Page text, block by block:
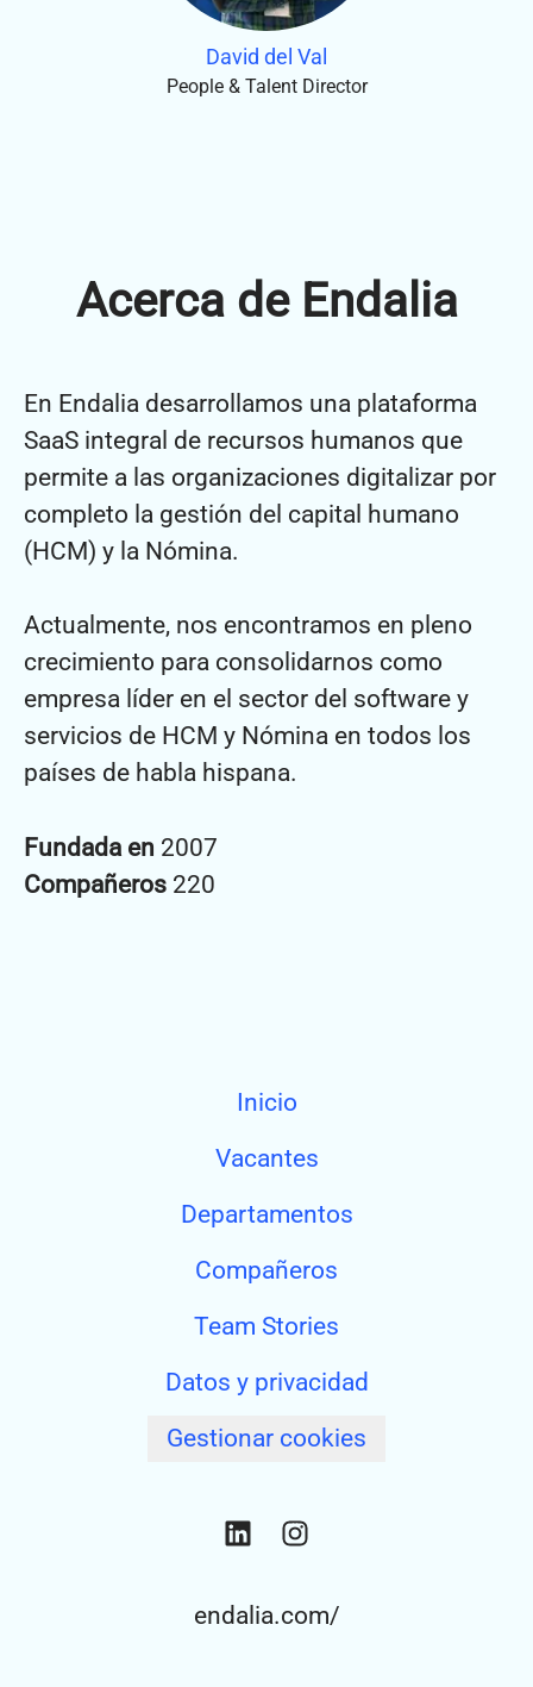
David del Val
People & Talent Director
Acerca de Endalia
En Endalia desarrollamos una plataforma
SaaS integral de recursos humanos que
permite a las organizaciones digitalizar por
completo la gestión del capital humano
(HCM) y la Nómina.
Actualmente, nos encontramos en pleno
crecimiento para consolidarnos como
empresa líder en el sector del software y
servicios de HCM y Nómina en todos los
países de habla hispana.
Fundada en 2007
Compañeros 220
Inicio
Vacantes
Departamentos
Compañeros
Team Stories
Datos y privacidad
Gestionar cookies
endalia.com/